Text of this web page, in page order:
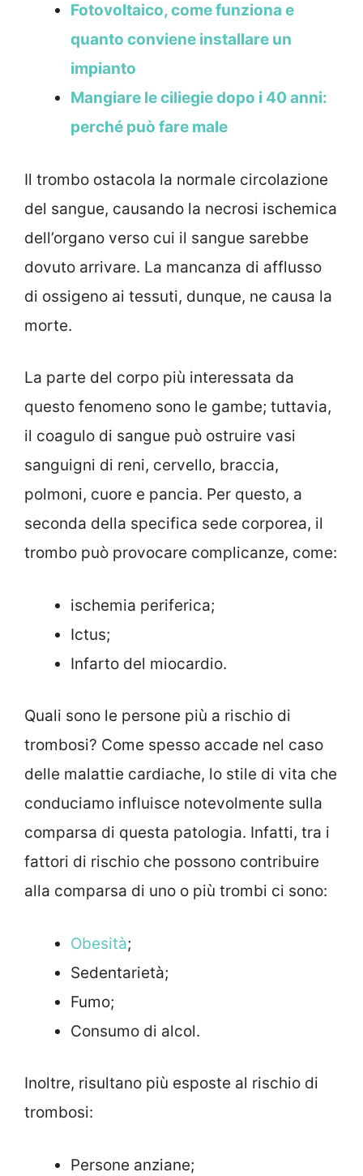
Fotovoltaico, come funziona e
quanto conviene installare un
impianto
Mangiare le ciliegie dopo i 40 anni:
perché può fare male
Il trombo ostacola la normale circolazione
del sangue, causando la necrosi ischemica
dell’organo verso cui il sangue sarebbe
dovuto arrivare. La mancanza di afflusso
di ossigeno ai tessuti, dunque, ne causa la
morte.
La parte del corpo più interessata da
questo fenomeno sono le gambe; tuttavia,
il coagulo di sangue può ostruire vasi
sanguigni di reni, cervello, braccia,
polmoni, cuore e pancia. Per questo, a
seconda della specifica sede corporea, il
trombo può provocare complicanze, come:
ischemia periferica;
Ictus;
Infarto del miocardio.
Quali sono le persone più a rischio di
trombosi? Come spesso accade nel caso
delle malattie cardiache, lo stile di vita che
conduciamo influisce notevolmente sulla
comparsa di questa patologia. Infatti, tra i
fattori di rischio che possono contribuire
alla comparsa di uno o più trombi ci sono:
Obesità;
Sedentarietà;
Fumo;
Consumo di alcol.
Inoltre, risultano più esposte al rischio di
trombosi:
Persone anziane;